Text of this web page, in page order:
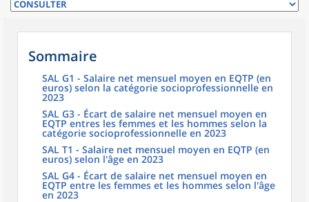
Sommaire
SAL G1 - Salaire net mensuel moyen en EQTP (en
euros) selon la catégorie socioprofessionnelle en
2023
SAL G3 - Écart de salaire net mensuel moyen en
EQTP entres les femmes et les hommes selon la
catégorie socioprofessionnelle en 2023
SAL T1 - Salaire net mensuel moyen en EQTP (en
euros) selon l'âge en 2023
SAL G4 - Écart de salaire net mensuel moyen en
EQTP entre les femmes et les hommes selon l'âge
en 2023